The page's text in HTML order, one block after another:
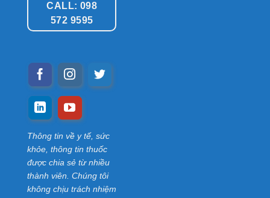
CALL: 098
572 9595
Thông tin về y tế, sức
khỏe, thông tin thuốc
được chia sẻ từ nhiều
thành viên. Chúng tôi
không chịu trách nhiệm